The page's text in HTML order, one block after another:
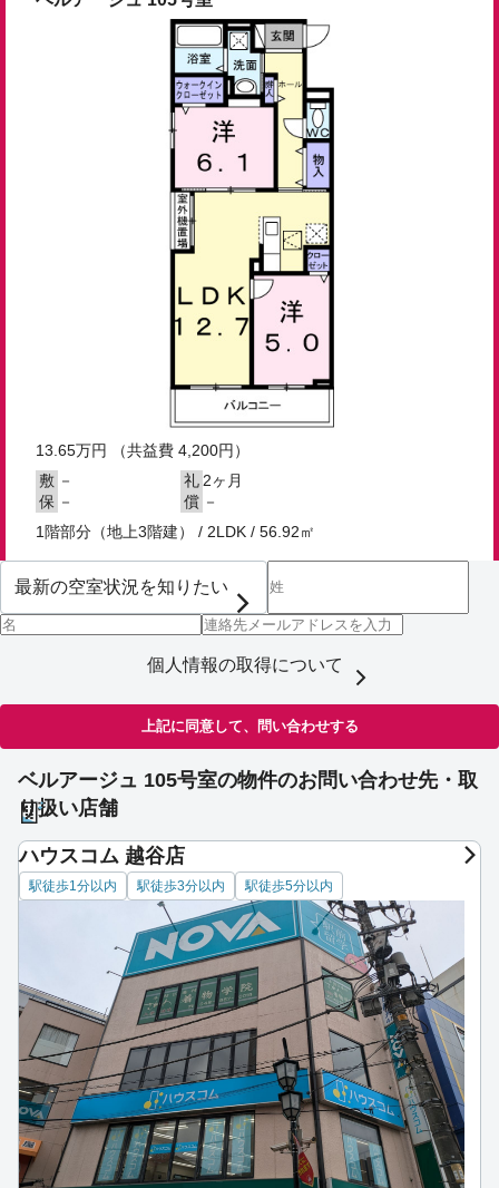
13.65万円
（共益費 4,200円）
敷 － 礼 2ヶ月
保 － 償 －
1階部分（地上3階建） / 2LDK / 56.92㎡
個人情報の取得について
上記に同意して、問い合わせする
ベルアージュ 105号室の物件のお問い合わせ先・取
り扱い店舗
ハウスコム 越谷店
駅徒歩1分以内 駅徒歩3分以内 駅徒歩5分以内